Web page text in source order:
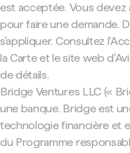
est acceptée. Vous devez
pour faire une demande.
s'appliquer. Consultez
la Carte et le site web
de détails.
Bridge Ventures LLC («
une banque. Bridge est
technologie financière et
du Programme